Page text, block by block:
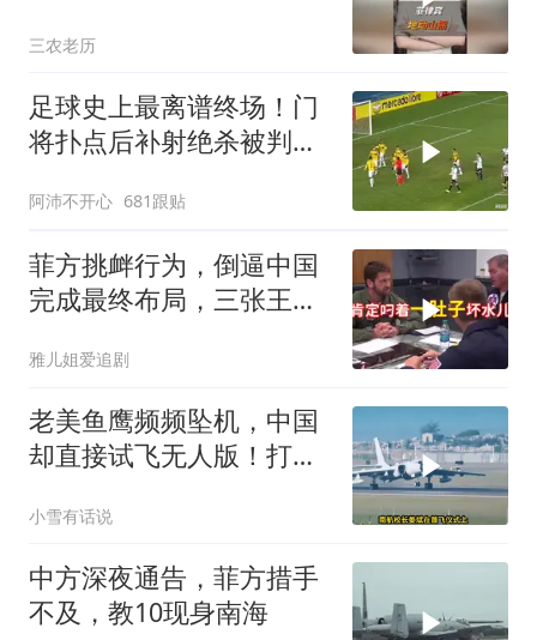
三农老历
足球史上最离谱终场！门
将扑点后补射绝杀被判无
阿沛不开心 681跟贴
菲方挑衅行为，倒逼中国
完成最终布局，三张王牌
雅儿姐爱追剧
老美鱼鹰频频坠机，中国
却直接试飞无人版！打着
小雪有话说
中方深夜通告，菲方措手
不及，教10现身南海